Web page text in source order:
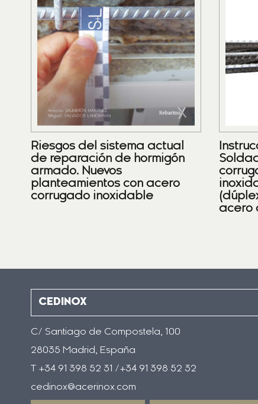
Riesgos del sistema actual
de reparación de hormigón
armado. Nuevos
planteamientos con acero
corrugado inoxidable
acero
CEDINOX
C/ Santiago de Compostela, 100
28035 Madrid, España
T +34 91 398 52 31 /+34 91 398 52 32
cedinox@acerinox.com